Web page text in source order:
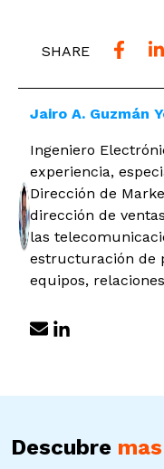
SHARE
Jairo A. Guzmán
Ingeniero
experiencia,
Dirección de
dirección de
las
estructuración de
equipos,
Descubre